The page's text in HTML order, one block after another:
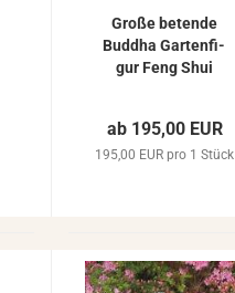
Große be­ten­de
Bud­dha Gar­ten­fi­
gur Feng Shui
63kg
ab 195,00 EUR
195,00 EUR pro 1 Stück